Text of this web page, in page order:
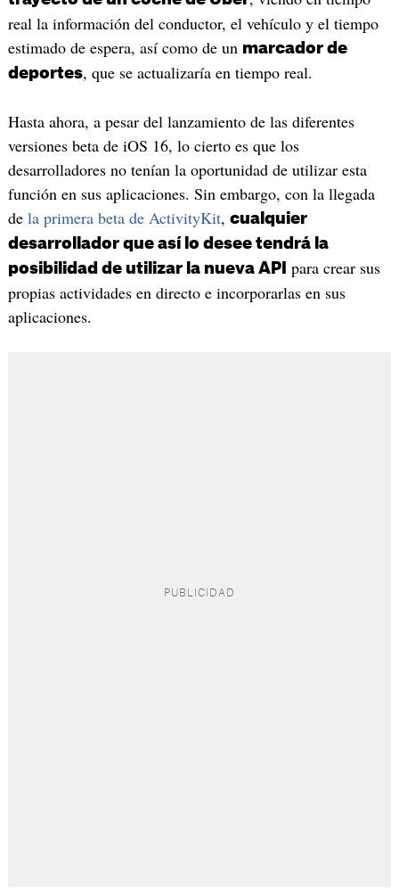
real la información del conductor, el vehículo y el tiempo
estimado de espera, así como de un marcador de
deportes, que se actualizaría en tiempo real.
Hasta ahora, a pesar del lanzamiento de las diferentes
versiones beta de iOS 16, lo cierto es que los
desarrolladores no tenían la oportunidad de utilizar esta
función en sus aplicaciones. Sin embargo, con la llegada
de la primera beta de ActivityKit, cualquier
desarrollador que así lo desee tendrá la
posibilidad de utilizar la nueva API
para crear sus
propias actividades en directo e incorporarlas en sus
aplicaciones.